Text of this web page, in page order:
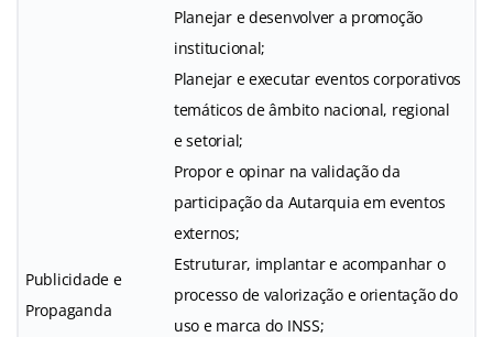
Publicidade e
Propaganda
Planejar e desenvolver a promoção
institucional;
Planejar e executar eventos corporativos
temáticos de âmbito nacional, regional
e setorial;
Propor e opinar na validação da
participação da Autarquia em eventos
externos;
Estruturar, implantar e acompanhar o
processo de valorização e orientação do
uso e marca do INSS;